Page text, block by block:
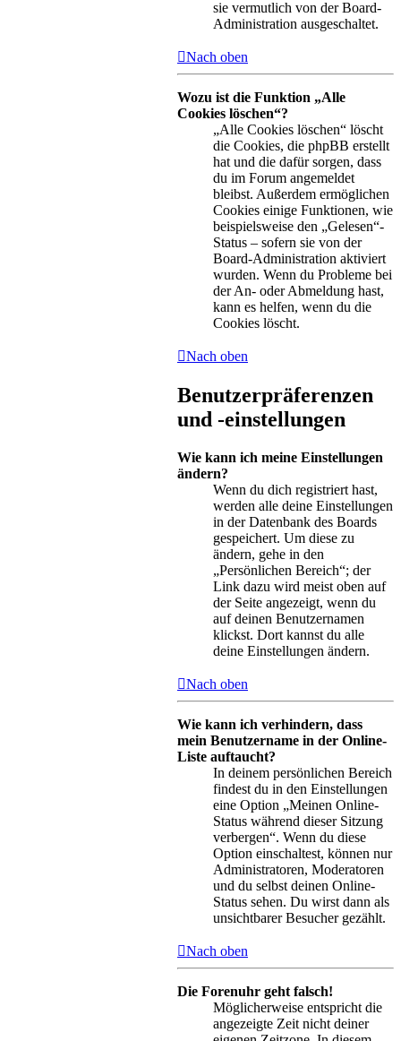
sie vermutlich von der Board-
Administration ausgeschaltet.
Nach oben
Wozu ist die Funktion „Alle
Cookies löschen“?
„Alle Cookies löschen“ löscht
die Cookies, die phpBB erstellt
hat und die dafür sorgen, dass
du im Forum angemeldet
bleibst. Außerdem ermöglichen
Cookies einige Funktionen, wie
beispielsweise den „Gelesen“-
Status – sofern sie von der
Board-Administration aktiviert
wurden. Wenn du Probleme bei
der An- oder Abmeldung hast,
kann es helfen, wenn du die
Cookies löscht.
Nach oben
Benutzerpräferenzen
und -einstellungen
Wie kann ich meine Einstellungen
ändern?
Wenn du dich registriert hast,
werden alle deine Einstellungen
in der Datenbank des Boards
gespeichert. Um diese zu
ändern, gehe in den
„Persönlichen Bereich“; der
Link dazu wird meist oben auf
der Seite angezeigt, wenn du
auf deinen Benutzernamen
klickst. Dort kannst du alle
deine Einstellungen ändern.
Nach oben
Wie kann ich verhindern, dass
mein Benutzername in der Online-
Liste auftaucht?
In deinem persönlichen Bereich
findest du in den Einstellungen
eine Option „Meinen Online-
Status während dieser Sitzung
verbergen“. Wenn du diese
Option einschaltest, können nur
Administratoren, Moderatoren
und du selbst deinen Online-
Status sehen. Du wirst dann als
unsichtbarer Besucher gezählt.
Nach oben
Die Forenuhr geht falsch!
Möglicherweise entspricht die
angezeigte Zeit nicht deiner